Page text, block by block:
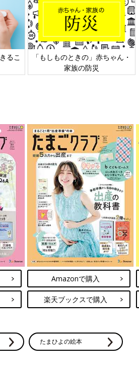
ゲームの世界ではジェンダーがないこと
。ゲームに登場するスティーブとアレッ
ついて「あれは男の子かな？女の子か
て楽しんでいます。マインクラフトの
もいるし、息子は女の子と一緒にゲー
ます。
行へ。家族でライオンキングを観劇！
は、アメリカ、日本、スウェーデンな
験しています。
まな文化や価値観に触れてほしいとい
れることで、正解は一つじゃないと学
身、海外で生活してたくさんのことを
択肢はたくさんあると知っていれば、
るこ
「もしものときの」赤ちゃん・
家族の防災
Amazonで購入
楽天ブックスで購入
たまひよの絵本